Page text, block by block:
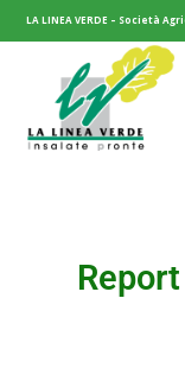
LA LINEA VERDE – Società